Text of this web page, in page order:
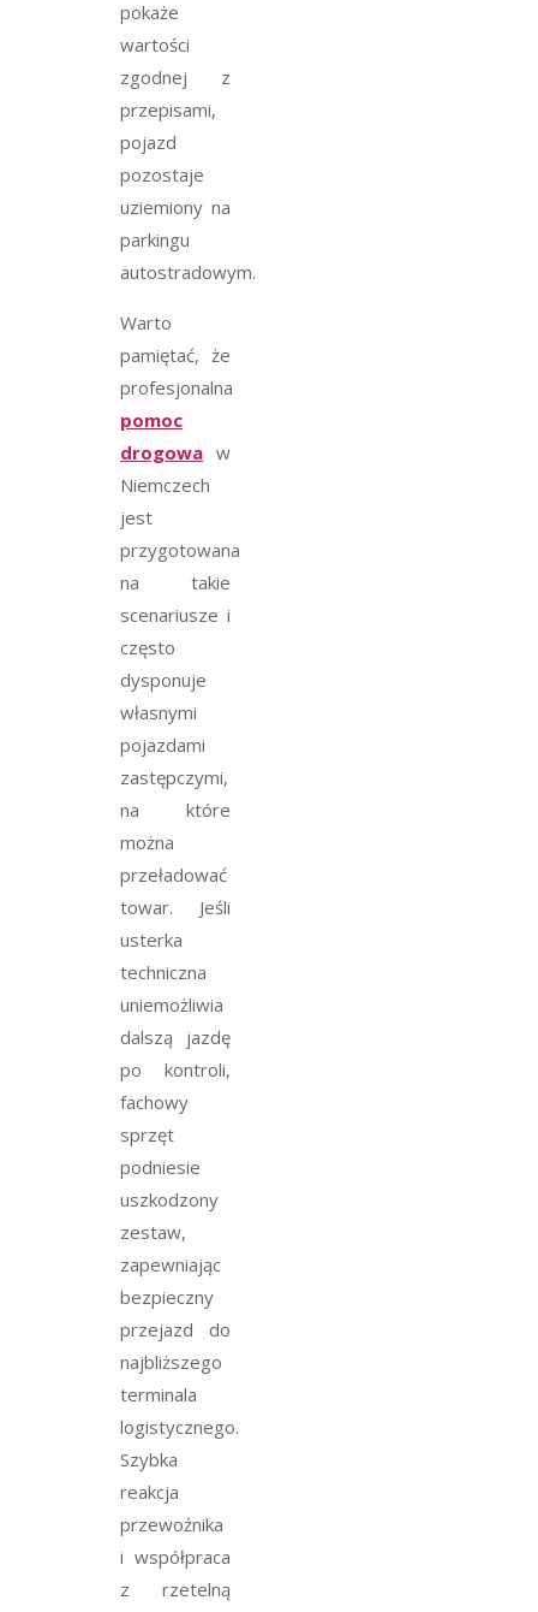
pokaże
wartości
zgodnej z
przepisami,
pojazd
pozostaje
uziemiony na
parkingu
autostradowym.
Warto
pamiętać, że
profesjonalna
pomoc
drogowa w
Niemczech
jest
przygotowana
na takie
scenariusze i
często
dysponuje
własnymi
pojazdami
zastępczymi,
na które
można
przeładować
towar. Jeśli
usterka
techniczna
uniemożliwia
dalszą jazdę
po kontroli,
fachowy
sprzęt
podniesie
uszkodzony
zestaw,
zapewniając
bezpieczny
przejazd do
najbliższego
terminala
logistycznego.
Szybka
reakcja
przewoźnika
i współpraca
z rzetelną